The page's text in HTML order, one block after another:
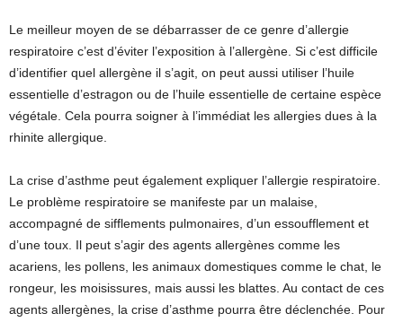
Le meilleur moyen de se débarrasser de ce genre d’allergie
respiratoire c’est d’éviter l’exposition à l’allergène. Si c’est difficile
d’identifier quel allergène il s’agit, on peut aussi utiliser l’huile
essentielle d’estragon ou de l’huile essentielle de certaine espèce
végétale. Cela pourra soigner à l’immédiat les allergies dues à la
rhinite allergique.
La crise d’asthme peut également expliquer l’allergie respiratoire.
Le problème respiratoire se manifeste par un malaise,
accompagné de sifflements pulmonaires, d’un essoufflement et
d’une toux. Il peut s’agir des agents allergènes comme les
acariens, les pollens, les animaux domestiques comme le chat, le
rongeur, les moisissures, mais aussi les blattes. Au contact de ces
agents allergènes, la crise d’asthme pourra être déclenchée. Pour